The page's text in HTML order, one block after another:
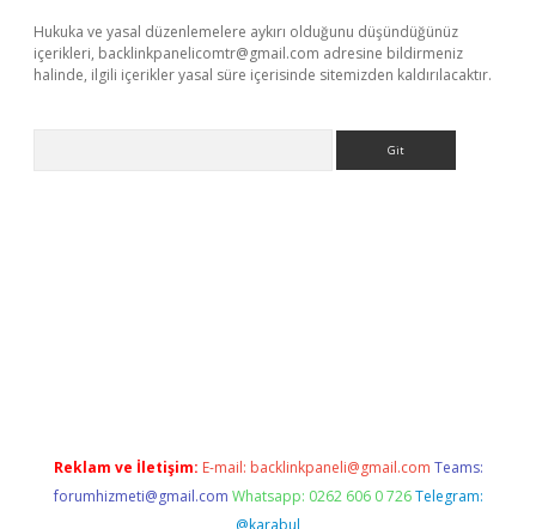
Hukuka ve yasal düzenlemelere aykırı olduğunu düşündüğünüz
içerikleri, backlinkpanelicomtr@gmail.com adresine bildirmeniz
halinde, ilgili içerikler yasal süre içerisinde sitemizden kaldırılacaktır.
Reklam ve İletişim: E-mail: backlinkpaneli@gmail.com Teams:
forumhizmeti@gmail.com Whatsapp: 0262 606 0 726 Telegram:
@karabul